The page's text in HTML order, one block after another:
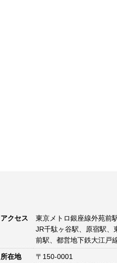
アクセス
東京メトロ銀座線外苑前
JR千駄ヶ谷駅、原宿駅、
前駅、都営地下鉄大江戸
所在地
〒150-0001